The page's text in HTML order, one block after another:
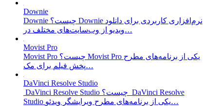
Downie
Downie چیست؟ Downie نرم‌افزاری کاربردی برای دانلود
ویدیو از وب‌سایت‌های مختلف در…
Movist Pro
Movist Pro چیست؟ Movist Pro یکی از برنامه‌های مطرح
پخش فیلم برای مک…
DaVinci Resolve Studio
DaVinci Resolve Studio چیست؟ DaVinci Resolve
Studio یکی از برنامه‌های مطرح ویرایشگر ویدئو…